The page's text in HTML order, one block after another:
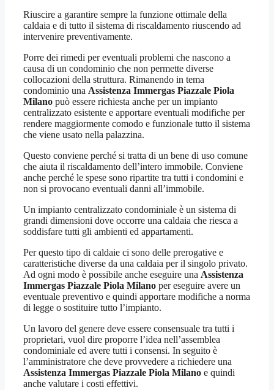
Riuscire a garantire sempre la funzione ottimale della
caldaia e di tutto il sistema di riscaldamento riuscendo ad
intervenire preventivamente.
Porre dei rimedi per eventuali problemi che nascono a
causa di un condominio che non permette diverse
collocazioni della struttura. Rimanendo in tema
condominio una Assistenza Immergas Piazzale Piola
Milano può essere richiesta anche per un impianto
centralizzato esistente e apportare eventuali modifiche per
rendere maggiormente comodo e funzionale tutto il sistema
che viene usato nella palazzina.
Questo conviene perché si tratta di un bene di uso comune
che aiuta il riscaldamento dell’intero immobile. Conviene
anche perché le spese sono ripartite tra tutti i condomini e
non si provocano eventuali danni all’immobile.
Un impianto centralizzato condominiale è un sistema di
grandi dimensioni dove occorre una caldaia che riesca a
soddisfare tutti gli ambienti ed appartamenti.
Per questo tipo di caldaie ci sono delle prerogative e
caratteristiche diverse da una caldaia per il singolo privato.
Ad ogni modo è possibile anche eseguire una Assistenza
Immergas Piazzale Piola Milano per eseguire avere un
eventuale preventivo e quindi apportare modifiche a norma
di legge o sostituire tutto l’impianto.
Un lavoro del genere deve essere consensuale tra tutti i
proprietari, vuol dire proporre l’idea nell’assemblea
condominiale ed avere tutti i consensi. In seguito è
l’amministratore che deve provvedere a richiedere una
Assistenza Immergas Piazzale Piola Milano e quindi
anche valutare i costi effettivi.